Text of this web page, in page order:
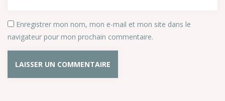
Enregistrer mon nom, mon e-mail et mon site dans le
navigateur pour mon prochain commentaire.